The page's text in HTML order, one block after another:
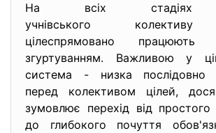
На всіх стадіях
учнівського колективу
цілеспрямовано
згуртуванням. Важливою у
система - низка послідовно
перед колективом цілей,
зумовлює перехід від простого
до глибокого почуття